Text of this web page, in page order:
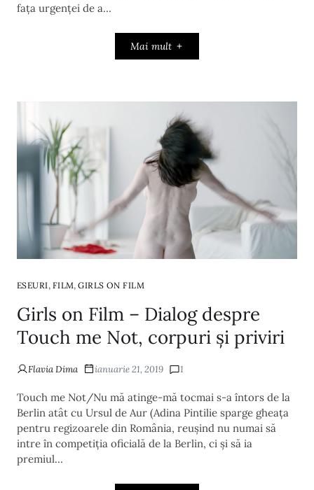
fața urgenței de a…
Mai mult
ESEURI, FILM,GIRLS ON FILM
Girls on Film – Dialog despre
Touch me Not, corpuri și priviri
Flavia Dima ianuarie 21, 2019 1
Touch me Not/Nu mă atinge-mă tocmai s-a întors de la
Berlin atât cu Ursul de Aur (Adina Pintilie sparge gheața
pentru regizoarele din România, reușind nu numai să
intre în competiția oficială de la Berlin, ci și să ia
premiul…